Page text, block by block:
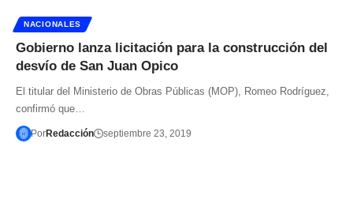
NACIONALES
Gobierno lanza licitación para la construcción del
desvío de San Juan Opico
El titular del Ministerio de Obras Públicas (MOP), Romeo Rodríguez,
confirmó que…
PorRedacción septiembre 23, 2019